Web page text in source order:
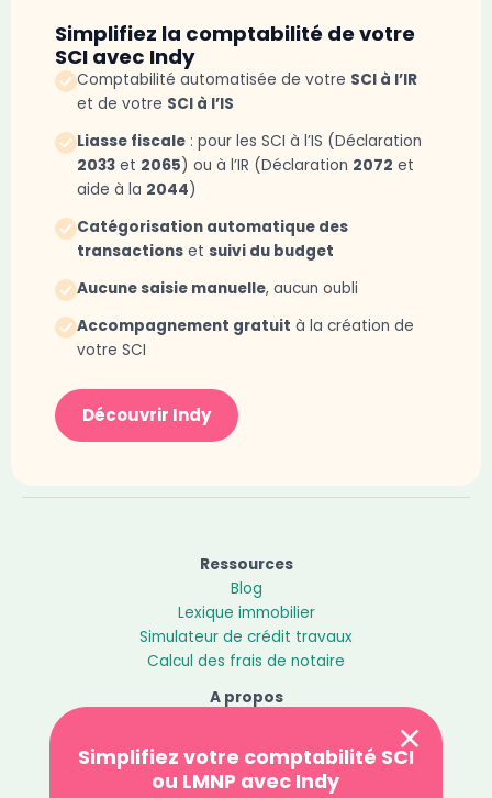
Simplifiez la comptabilité de votre
SCI avec Indy
Comptabilité automatisée de votre SCI à l’IR
et de votre SCI à l’IS
Liasse fiscale : pour les SCI à l’IS (Déclaration
2033 et 2065) ou à l’IR (Déclaration 2072 et
aide à la 2044)
Catégorisation automatique des
transactions et suivi du budget
Aucune saisie manuelle, aucun oubli
Accompagnement gratuit à la création de
votre SCI
Découvrir Indy
Ressources
Blog
Lexique immobilier
Simulateur de crédit travaux
Calcul des frais de notaire
A propos
Politique de confidentialité
Contact
Simplifiez votre comptabilité SCI
ou LMNP avec Indy